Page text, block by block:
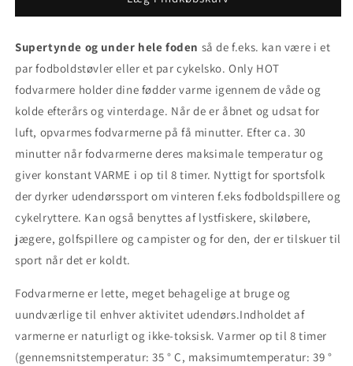
af
fryse
om
-
ONLY
HOT
fodvarmere
24
par
af
fryse
om
-
ONLY
HOT
fodvarmere
24
par
Supertynde og under hele foden så de f.eks. kan være i et
par fodboldstøvler eller et par cykelsko.Only HOT
fodvarmere holder dine fødder varme igennem de våde og
kolde efterårs og vinterdage. Når de er åbnet og udsat for
luft, opvarmes fodvarmerne på få minutter. Efter ca. 30
minutter når fodvarmerne deres maksimale temperatur og
giver konstant VARME i op til 8 timer. Nyttigt for sportsfolk
der dyrker udendørssport om vinteren f.eks fodboldspillere og
cykelryttere. Kan også benyttes af lystfiskere, skiløbere,
jægere, golfspillere og campister og for den, der er tilskuer til
sport når det er koldt.
Fodvarmerne er lette, meget behagelige at bruge og
uundværlige til enhver aktivitet udendørs.Indholdet af
varmerne er naturligt og ikke-toksisk. Varmer op til 8 timer
(gennemsnitstemperatur: 35 ° C, maksimumtemperatur: 39 °